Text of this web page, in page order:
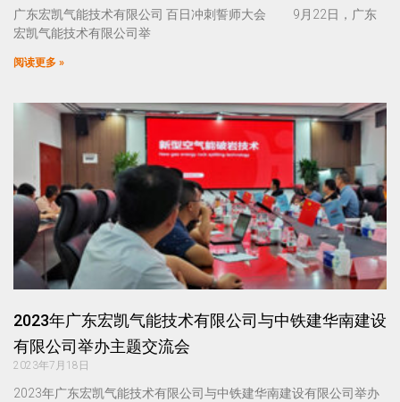
广东宏凯气能技术有限公司 百日冲刺誓师大会 9月22日，广东
宏凯气能技术有限公司举
阅读更多 »
2023年广东宏凯气能技术有限公司与中铁建华南建设
有限公司举办主题交流会
2023年7月18日
2023年广东宏凯气能技术有限公司与中铁建华南建设有限公司举办